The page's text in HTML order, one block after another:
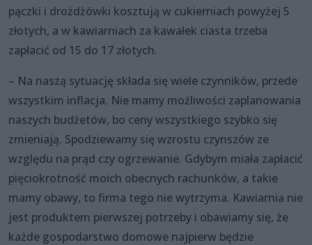
pączki i drożdżówki kosztują w cukierniach powyżej 5
złotych, a w kawiarniach za kawałek ciasta trzeba
zapłacić od 15 do 17 złotych.
– Na naszą sytuację składa się wiele czynników, przede
wszystkim inflacja. Nie mamy możliwości zaplanowania
naszych budżetów, bo ceny wszystkiego szybko się
zmieniają. Spodziewamy się wzrostu czynszów ze
względu na prąd czy ogrzewanie. Gdybym miała zapłacić
pięciokrotność moich obecnych rachunków, a takie
mamy obawy, to firma tego nie wytrzyma. Kawiarnia nie
jest produktem pierwszej potrzeby i obawiamy się, że
każde gospodarstwo domowe najpierw będzie